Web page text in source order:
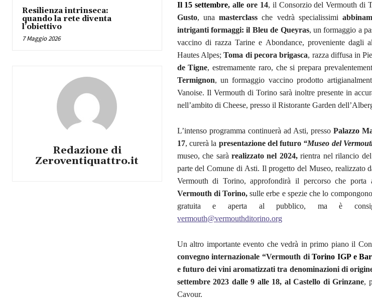
Resilienza intrinseca:
quando la rete diventa
l’obiettivo
7 Maggio 2026
Redazione di
Zeroventiquattro.it
Il 15 settembre, alle ore 14, il Consorzio del Vermouth di
Gusto, unamasterclass che vedrà specialissimi
intriganti formaggi: il Bleu de Queyras, un formaggio a
vaccino di razza Tarine e Abondance, proveniente dagli
Hautes Alpes;Toma di pecora brigasca, razza diffusa in
de Tigne, estremamente raro, che si prepara
Termignon, un formaggio vaccino prodotto
Vanoise. Il Vermouth di Torino sarà inoltre presente in
nell’ambito di Cheese, presso il Ristorante Garden
L’intenso programma continuerà ad Asti, presso Palazzo
17, curerà la presentazione del futuro “Museo del
museo, che saràrealizzato nel 2024,rientra nel rilancio del
parte del Comune di Asti. Il progetto del Museo, realizzato
Vermouth di Torino, approfondirà il percorso che porta
Vermouth di Torino, sulle erbe e spezie che lo
gratuita e aperta al pubblico, ma è
vermouth@vermouthditorino.org
Un altro importante evento che vedrà in primo piano il
convegno internazionale “Vermouth diTorino IGP e
e futuro dei vini aromatizzati tra denominazioni di
settembre 2023 dalle 9 alle 18, al Castello di Grinzane,
Cavour.